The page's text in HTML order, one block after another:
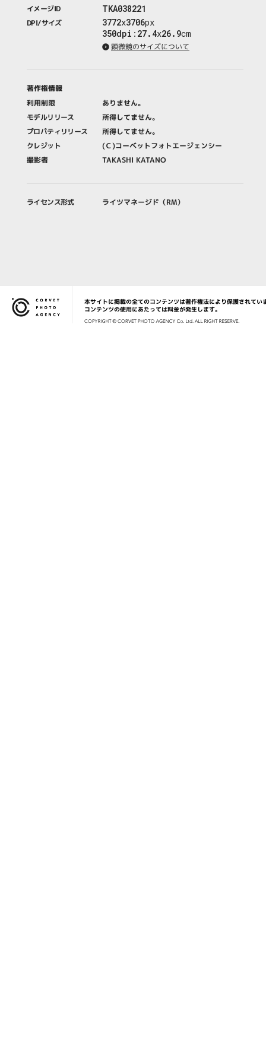
イメージID
TKA038221
DPI/サイズ 3772x3706px
350dpi : 27.4x26.9cm
顕微鏡のサイズについて
著作権情報
利用制限
ありません。
モデルリリース
所得してません。
プロパティリリース
所得してません。
クレジット
(Ｃ)コーベットフォトエージェンシー
撮影者
TAKASHI KATANO
ライセンス形式 ライツマネージド（RM）
Corvet Photo Agency
本サイトに掲載の全てのコンテンツは著作権法により保護されてい
コンテンツの使用にあたっては料金が発生します。